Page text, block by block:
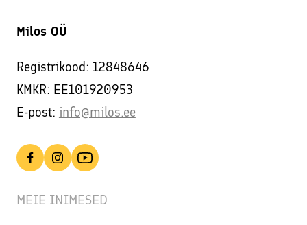
Milos OÜ
Registrikood: 12848646
KMKR: EE101920953
E-post: info@milos.ee
MEIE INIMESED